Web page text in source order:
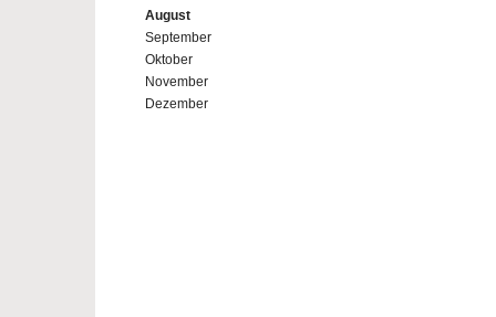
August
September
Oktober
November
Dezember